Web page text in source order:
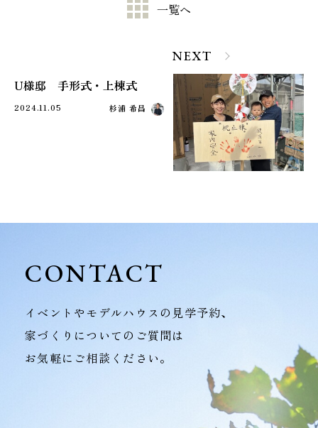
一覧へ
NEXT
U様邸 手形式・上棟式
2024.11.05 杉浦 希昌
CONTACT
イベントやモデルハウスの見学予約、
家づくりについてのご質問は
お気軽にご相談ください。